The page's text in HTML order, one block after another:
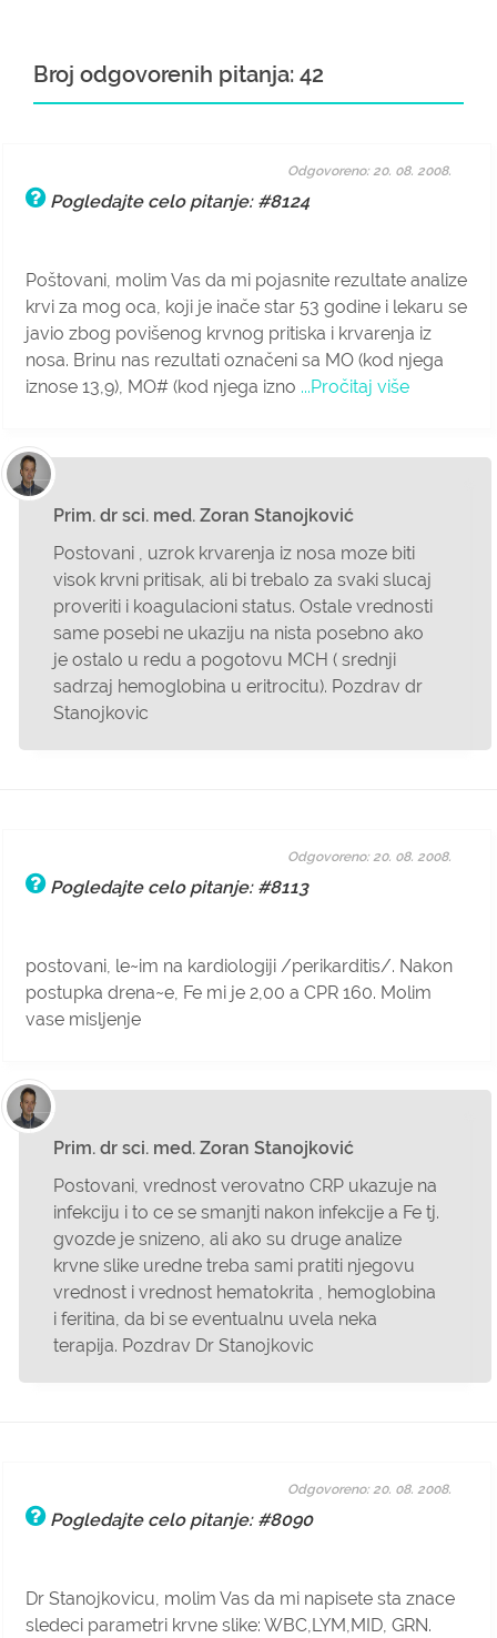
Broj odgovorenih pitanja: 42
Pogledajte celo pitanje: #8124
Poštovani, molim Vas da mi pojasnite rezultate analize
krvi za mog oca, koji je inače star 53 godine i lekaru se
javio zbog povišenog krvnog pritiska i krvarenja iz
nosa. Brinu nas rezultati označeni sa MO (kod njega
iznose 13,9), MO# (kod njega izno ...Pročitaj više
Odgovoreno: 20. 08. 2008.
Prim. dr sci. med. Zoran Stanojković
Postovani , uzrok krvarenja iz nosa moze biti
visok krvni pritisak, ali bi trebalo za svaki slucaj
proveriti i koagulacioni status. Ostale vrednosti
same posebi ne ukaziju na nista posebno ako
je ostalo u redu a pogotovu MCH ( srednji
sadrzaj hemoglobina u eritrocitu). Pozdrav dr
Stanojkovic
Pogledajte celo pitanje: #8113
postovani, le~im na kardiologiji /perikarditis/. Nakon
postupka drena~e, Fe mi je 2,00 a CPR 160. Molim
vase misljenje
Odgovoreno: 20. 08. 2008.
Prim. dr sci. med. Zoran Stanojković
Postovani, vrednost verovatno CRP ukazuje na
infekciju i to ce se smanjti nakon infekcije a Fe tj.
gvozde je snizeno, ali ako su druge analize
krvne slike uredne treba sami pratiti njegovu
vrednost i vrednost hematokrita , hemoglobina
i feritina, da bi se eventualnu uvela neka
terapija. Pozdrav Dr Stanojkovic
Pogledajte celo pitanje: #8090
Dr Stanojkovicu, molim Vas da mi napisete sta znace
sledeci parametri krvne slike: WBC,LYM,MID, GRN.
Odgovoreno: 20. 08. 2008.